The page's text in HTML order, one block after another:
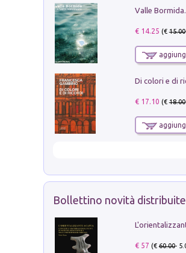
Valle
€ 14.25 (€15.00
Di colori e di
€ 17.10 (€18.00
Bollettino novità
€ 57 (€60.00-